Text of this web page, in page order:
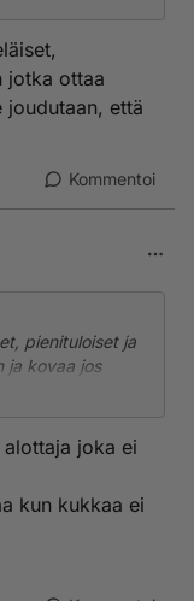
jotka ottaa
että
Kommentoi
pienituloiset ja
ja kovaa jos
hölömöt sitä
joka ei
kun kukkaa ei